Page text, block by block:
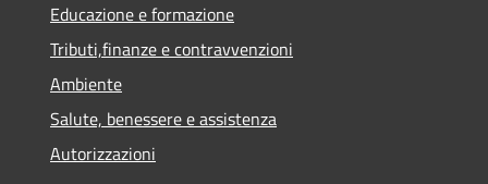
Educazione e formazione
Tributi,finanze e contravvenzioni
Ambiente
Salute, benessere e assistenza
Autorizzazioni